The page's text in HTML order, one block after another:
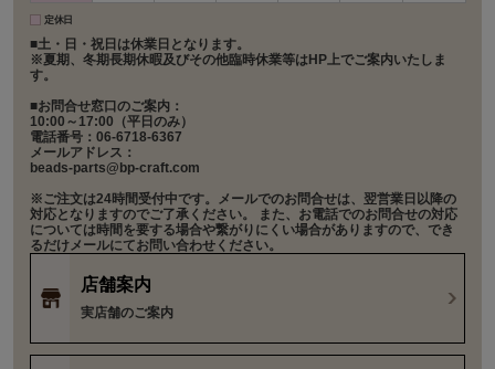
定休日
■土・日・祝日は休業日となります。
※夏期、冬期長期休暇及びその他臨時休業等はHP上でご案内いたしま
す。
■お問合せ窓口のご案内：
10:00～17:00（平日のみ）
電話番号：06-6718-6367
メールアドレス：
beads-parts@bp-craft.com
※ご注文は24時間受付中です。メールでのお問合せは、翌営業日以降の
対応となりますのでご了承ください。 また、お電話でのお問合せの対応
については時間を要する場合や繋がりにくい場合がありますので、でき
るだけメールにてお問い合わせください。
店舗案内
実店舗のご案内